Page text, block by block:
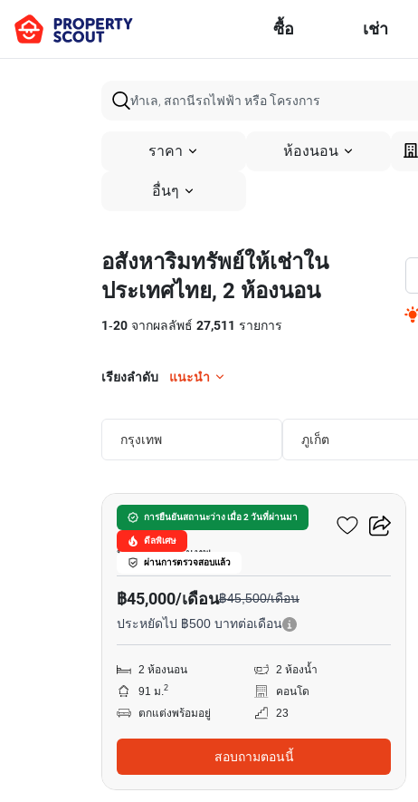
ซื้อ เช่า
ราคา ห้องนอน
อื่นๆ
อสังหาริมทรัพย์ให้เช่าใน
ประเทศไทย, 2 ห้องนอน
1-20 จากผลลัพธ์ 27,511 รายการ
เรียงลำดับ แนะนำ
กรุงเทพ ภูเก็ต
การยืนยันสถานะว่าง เมื่อ 2 วันที่ผ่านมา
ดีลพิเศษ
ผ่านการตรวจสอบแล้ว
20
คอนโด สกาย วิลล่า สาทร
บางโคล่, กรุงเทพ
฿45,000/เดือน฿45,500/เดือน
ประหยัดไป ฿500 บาทต่อเดือน
2 ห้องนอน
2 ห้องน้ำ
91 ม.2
คอนโด
ตกแต่งพร้อมอยู่
23
สอบถามตอนนี้